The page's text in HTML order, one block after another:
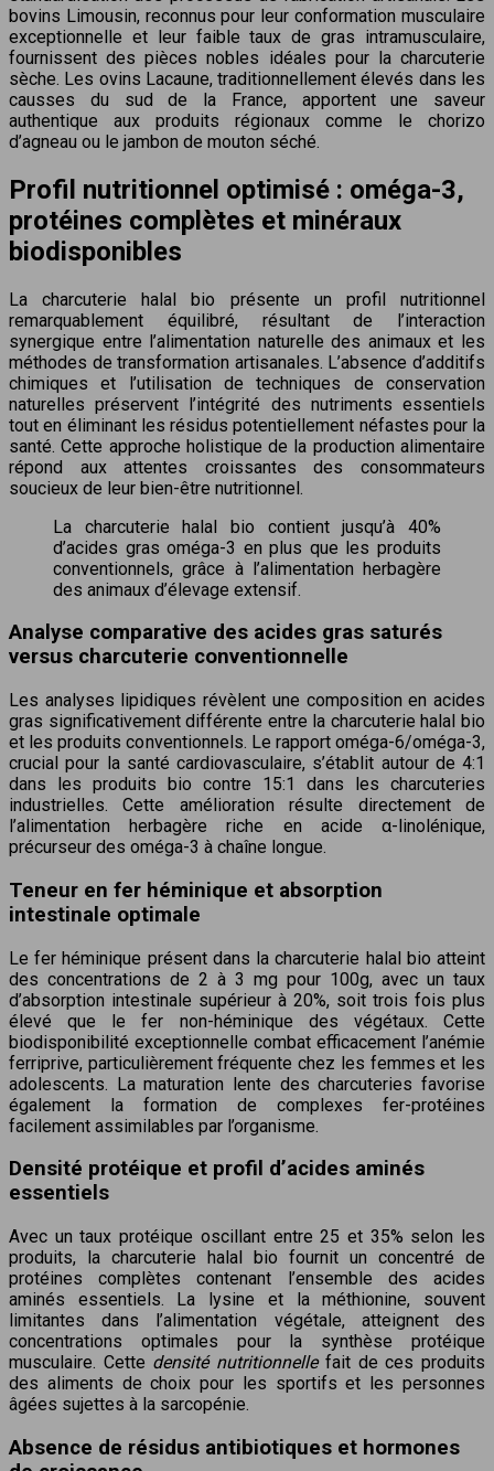
bovins Limousin, reconnus pour leur conformation musculaire
exceptionnelle et leur faible taux de gras intramusculaire,
fournissent des pièces nobles idéales pour la charcuterie
sèche. Les ovins Lacaune, traditionnellement élevés dans les
causses du sud de la France, apportent une saveur
authentique aux produits régionaux comme le chorizo
d’agneau ou le jambon de mouton séché.
Profil nutritionnel optimisé : oméga-3,
protéines complètes et minéraux
biodisponibles
La charcuterie halal bio présente un profil nutritionnel
remarquablement équilibré, résultant de l’interaction
synergique entre l’alimentation naturelle des animaux et les
méthodes de transformation artisanales. L’absence d’additifs
chimiques et l’utilisation de techniques de conservation
naturelles préservent l’intégrité des nutriments essentiels
tout en éliminant les résidus potentiellement néfastes pour la
santé. Cette approche holistique de la production alimentaire
répond aux attentes croissantes des consommateurs
soucieux de leur bien-être nutritionnel.
La charcuterie halal bio contient jusqu’à 40%
d’acides gras oméga-3 en plus que les produits
conventionnels, grâce à l’alimentation herbagère
des animaux d’élevage extensif.
Analyse comparative des acides gras saturés
versus charcuterie conventionnelle
Les analyses lipidiques révèlent une composition en acides
gras significativement différente entre la charcuterie halal bio
et les produits conventionnels. Le rapport oméga-6/oméga-3,
crucial pour la santé cardiovasculaire, s’établit autour de 4:1
dans les produits bio contre 15:1 dans les charcuteries
industrielles. Cette amélioration résulte directement de
l’alimentation herbagère riche en acide α-linolénique,
précurseur des oméga-3 à chaîne longue.
Teneur en fer héminique et absorption
intestinale optimale
Le fer héminique présent dans la charcuterie halal bio atteint
des concentrations de 2 à 3 mg pour 100g, avec un taux
d’absorption intestinale supérieur à 20%, soit trois fois plus
élevé que le fer non-héminique des végétaux. Cette
biodisponibilité exceptionnelle combat efficacement l’anémie
ferriprive, particulièrement fréquente chez les femmes et les
adolescents. La maturation lente des charcuteries favorise
également la formation de complexes fer-protéines
facilement assimilables par l’organisme.
Densité protéique et profil d’acides aminés
essentiels
Avec un taux protéique oscillant entre 25 et 35% selon les
produits, la charcuterie halal bio fournit un concentré de
protéines complètes contenant l’ensemble des acides
aminés essentiels. La lysine et la méthionine, souvent
limitantes dans l’alimentation végétale, atteignent des
concentrations optimales pour la synthèse protéique
musculaire. Cette densité nutritionnelle fait de ces produits
des aliments de choix pour les sportifs et les personnes
âgées sujettes à la sarcopénie.
Absence de résidus antibiotiques et hormones